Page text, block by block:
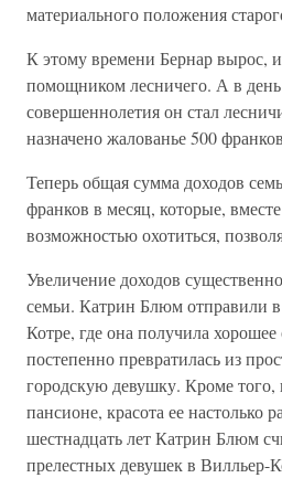
материального положения
К этому времени Бернар вырос,
помощником лесничего. А в день
совершеннолетия он стал
назначено жалованье 500
Теперь общая сумма доходов
франков в месяц, которые,
возможностью охотиться,
Увеличение доходов
семьи. Катрин Блюм отправили
Котре, где она получила хорошее
постепенно превратилась из
городскую девушку. Кроме того,
пансионе, красота ее настолько
шестнадцать лет Катрин Блюм
прелестных девушек в Вилльер-